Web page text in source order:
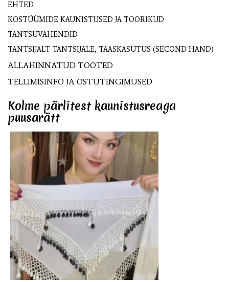
EHTED
KOSTÜÜMIDE KAUNISTUSED JA TOORIKUD
TANTSUVAHENDID
TANTSIJALT TANTSIJALE, TAASKASUTUS (SECOND HAND)
ALLAHINNATUD TOOTED
TELLIMISINFO JA OSTUTINGIMUSED
Kolme pärlitest kaunistusreaga
puusarätt